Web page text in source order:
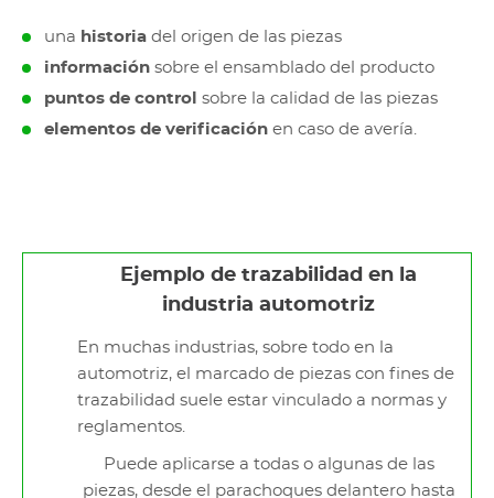
una historia del origen de las piezas​
información sobre el ensamblado del producto​
puntos de control sobre la calidad de las piezas​
elementos de verificación en caso de avería.
Ejemplo de trazabilidad en la
industria automotriz
En muchas industrias, sobre todo en la
automotriz, el marcado de piezas con fines de
trazabilidad suele estar vinculado a normas y
reglamentos.
Puede aplicarse a todas o algunas de las
piezas, desde el parachoques delantero hasta